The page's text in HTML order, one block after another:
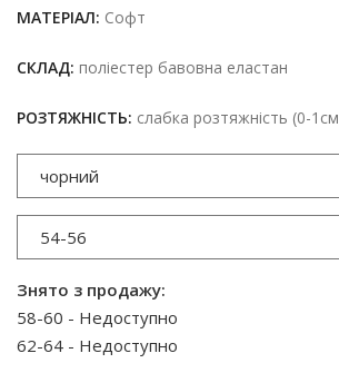
МАТЕРІАЛ: Софт
СКЛАД: поліестер бавовна еластан
РОЗТЯЖНІСТЬ: слабка розтяжність (0-
Знято з продажу:
58-60 - Недоступно
62-64 - Недоступно